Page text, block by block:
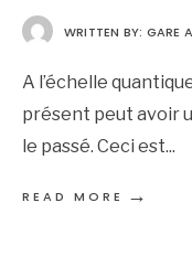
WRITTEN BY: GARE
A l’échelle
présent peut avoir
le passé. Ceci est...
READ MORE →